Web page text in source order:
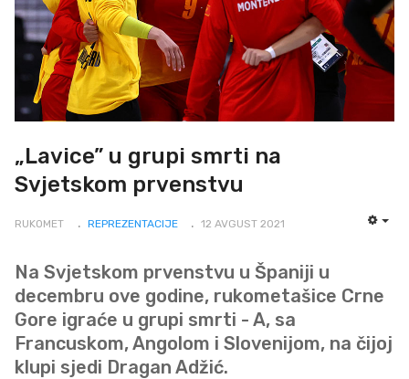
„Lavice” u grupi smrti na
Svjetskom prvenstvu
RUKOMET REPREZENTACIJE 12 AVGUST 2021
Na Svjetskom prvenstvu u Španiji u
decembru ove godine, rukometašice Crne
Gore igraće u grupi smrti - A, sa
Francuskom, Angolom i Slovenijom, na čijoj
klupi sjedi Dragan Adžić.